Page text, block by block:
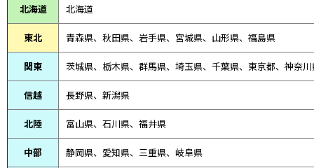
北海道 北海道
東北 青森県、 秋田県、 岩手県、宮城県、山形県、福島県
関東 茨城県、栃木県、群馬県、埼玉県、千葉県、東京都、神奈
信越 長野県、新潟県
北陸 富山県、 石川県、 福井県
中部 静岡県、 愛知県、 三重県、 岐阜県